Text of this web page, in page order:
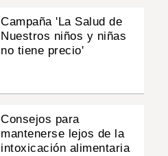
Campaña 'La Salud de
Nuestros niños y niñas
no tiene precio'
Consejos para
mantenerse lejos de la
intoxicación alimentaria